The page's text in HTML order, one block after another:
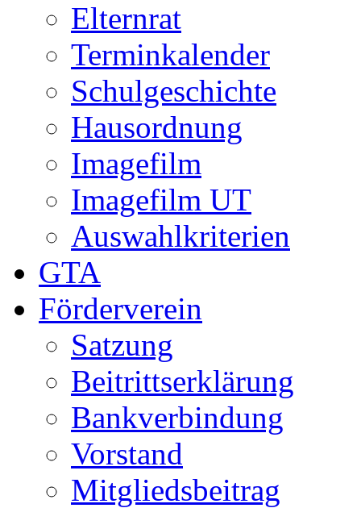
Elternrat
Terminkalender
Schulgeschichte
Hausordnung
Imagefilm
Imagefilm UT
Auswahlkriterien
GTA
Förderverein
Satzung
Beitrittserklärung
Bankverbindung
Vorstand
Mitgliedsbeitrag